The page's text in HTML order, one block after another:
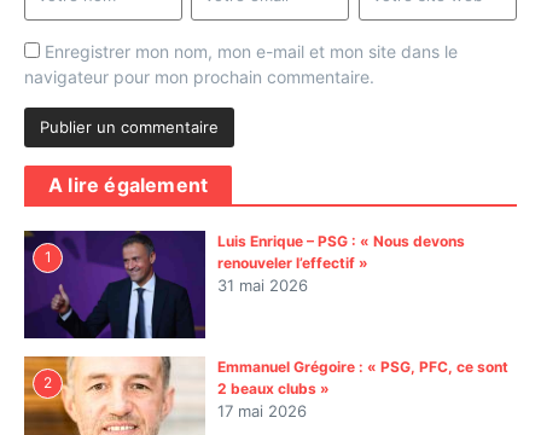
Enregistrer mon nom, mon e-mail et mon site dans le
navigateur pour mon prochain commentaire.
A lire également
1
Luis Enrique – PSG : « Nous devons
renouveler l’effectif »
31 mai 2026
2
Emmanuel Grégoire : « PSG, PFC, ce sont
2 beaux clubs »
17 mai 2026